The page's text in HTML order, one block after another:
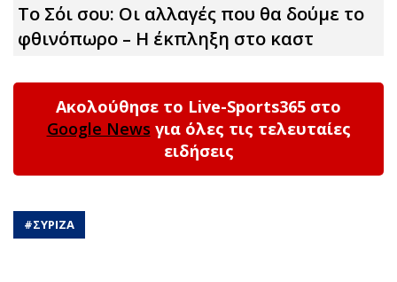
Το Σόι σου: Οι αλλαγές που θα δούμε το
φθινόπωρο – Η έκπληξη στο καστ
Ακολούθησε το Live-Sports365 στο
Google News για όλες τις τελευταίες
ειδήσεις
#ΣΥΡΙΖΑ